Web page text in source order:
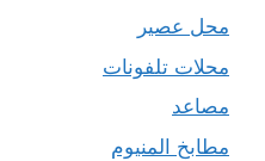
محل عصير
محلات تلفونات
مصاعد
مطابخ المنيوم